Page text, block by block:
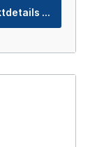
Produktdetails